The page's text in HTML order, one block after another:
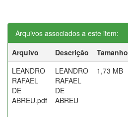
Arquivos associados a este item:
Arquivo
Descrição Tamanho
LEANDRO
RAFAEL
DE
ABREU.pdf
LEANDRO
RAFAEL
DE
ABREU
1,73 MB